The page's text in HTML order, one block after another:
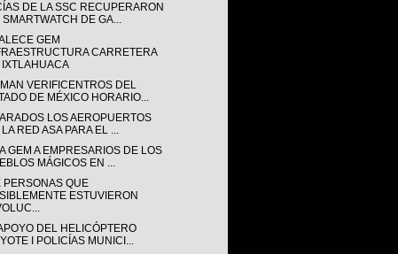
DE LA SSC RECUPERARON
SMARTWATCH DE GA...
GEM
CARRETERA
IXTLAHUACA
VERIFICENTROS DEL
DE MÉXICO HORARIO...
LOS AEROPUERTOS
LA RED ASA PARA EL ...
GEM A EMPRESARIOS DE LOS
MÁGICOS EN ...
PERSONAS QUE
ESTUVIERON
DEL HELICÓPTERO
I POLICÍAS MUNICI...